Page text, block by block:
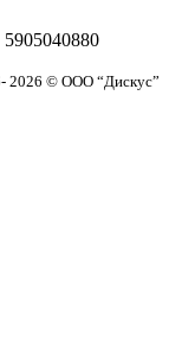
2026 © ООО “Дискус”